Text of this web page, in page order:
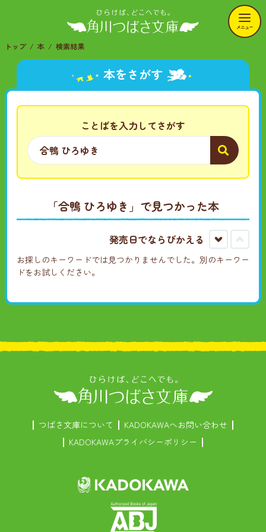
メニュー
トップ 本 検索結果
本をさがす
ことばを入力してさがす
「合鴨 ひろゆき」で見つかった本
発売日でならびかえる
古
い
新
し
お探しのキーワードでは見つかりませんでした。別のキーワー
ドをお試しください。
つばさ文庫について
KADOKAWAへお問い合わせ
KADOKAWAプライバシーポリシー